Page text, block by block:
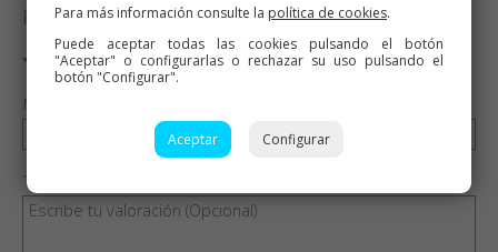
piensas
Nombre (opcional)
Tu valoración (opcional)
Para más información consulte la política de cookies.
Puede aceptar todas las cookies pulsando el botón
"Aceptar" o configurarlas o rechazar su uso pulsando el
botón "Configurar".
Aceptar Configurar